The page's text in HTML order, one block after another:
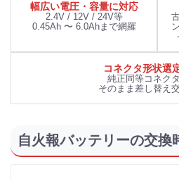
幅広い電圧・容量に対応
2.4V / 12V / 24V等
0.45Ah 〜 6.0Ahまで網羅
コネクタ形状選
純正同等コネク
そのまま差し替え
自火報バッテリーの交換